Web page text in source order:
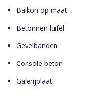
Balkon op maat
Betonnen luifel
Gevelbanden
Console beton
Galerijplaat